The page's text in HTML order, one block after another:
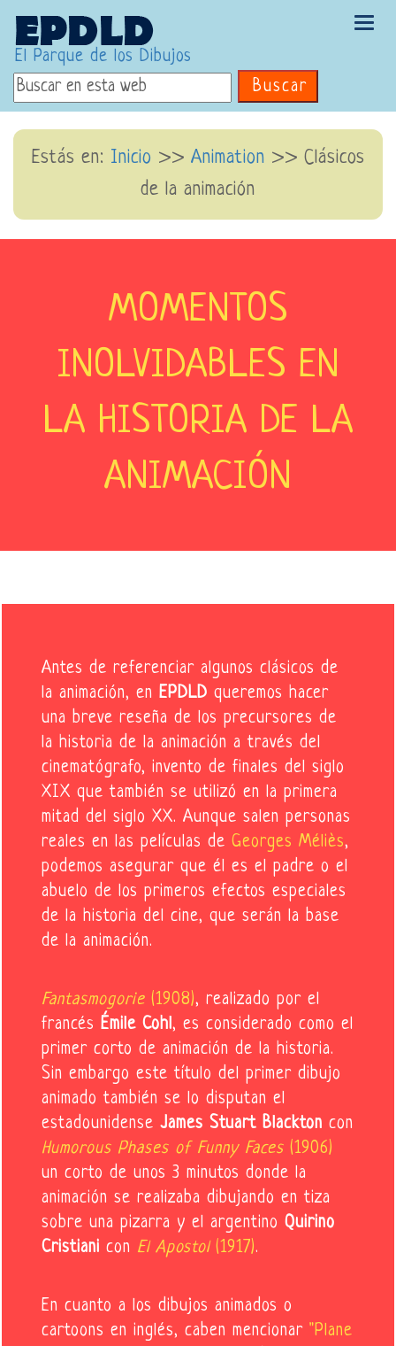
El Parque de los Dibujos
Buscar
Estás en: Inicio >> Animation >> Clásicos
de la animación
MOMENTOS
INOLVIDABLES EN
LA HISTORIA DE LA
ANIMACIÓN
Antes de referenciar algunos clásicos de
la animación, enEPDLD queremos hacer
una breve reseña de los precursores de
la historia de la animación a través del
cinematógrafo, invento de finales del siglo
XIX que también se utilizó en la primera
mitad del siglo XX. Aunque salen personas
reales en las películas deGeorges Méliès,
podemos asegurar que él es el padre o el
abuelo de los primeros efectos especiales
de la historia del cine, que serán la base
de la animación.
Fantasmogorie (1908), realizado por el
francésÉmile Cohl, es considerado como el
primer corto de animación de la historia.
Sin embargo este título del primer dibujo
animado también se lo disputan el
estadounidenseJames Stuart Blackton con
Humorous Phases of Funny Faces (1906)
un corto de unos 3 minutos donde la
animación se realizaba dibujando en tiza
sobre una pizarra y el argentinoQuirino
Cristiani con El Apostol(1917).
En cuanto a los dibujos animados o
cartoons en inglés, caben mencionar"Plane